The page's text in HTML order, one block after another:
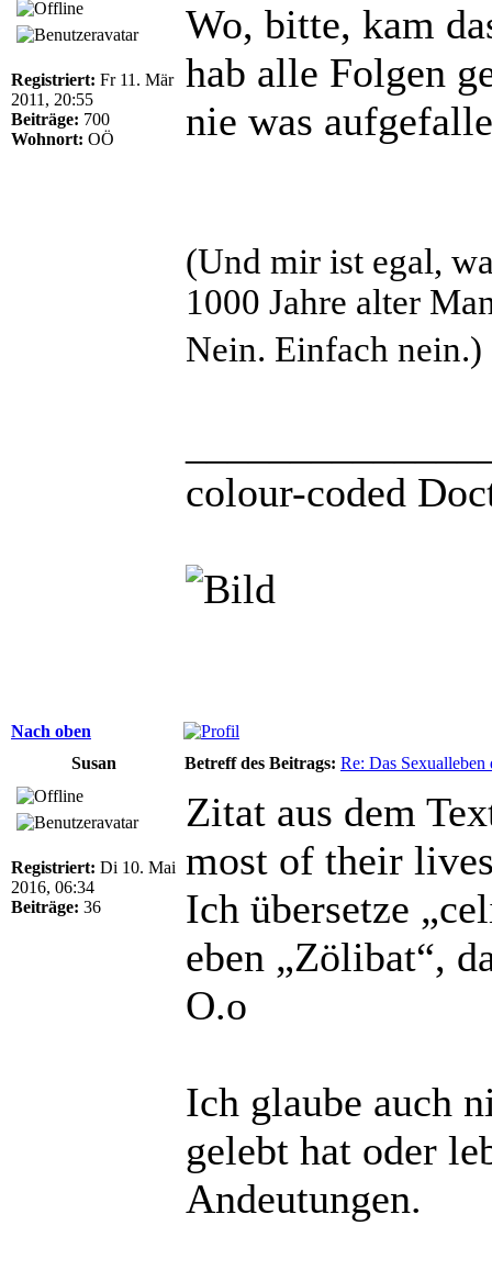
Registriert: Fr 11. Mär
2011, 20:55
Beiträge: 700
Wohnort: OÖ
Wo, bitte, kam
hab alle Folgen
nie was
(Und mir ist egal,
1000 Jahre alter
Nein. Einfach nein.)
colour-coded
Nach oben
Susan
Betreff des Beitrags: Re: Das
Registriert: Di 10. Mai
2016, 06:34
Beiträge: 36
Zitat aus dem
most of their
Ich übersetze
eben „Zölibat“,
O.o
Ich glaube auch
gelebt hat oder
Andeutungen.